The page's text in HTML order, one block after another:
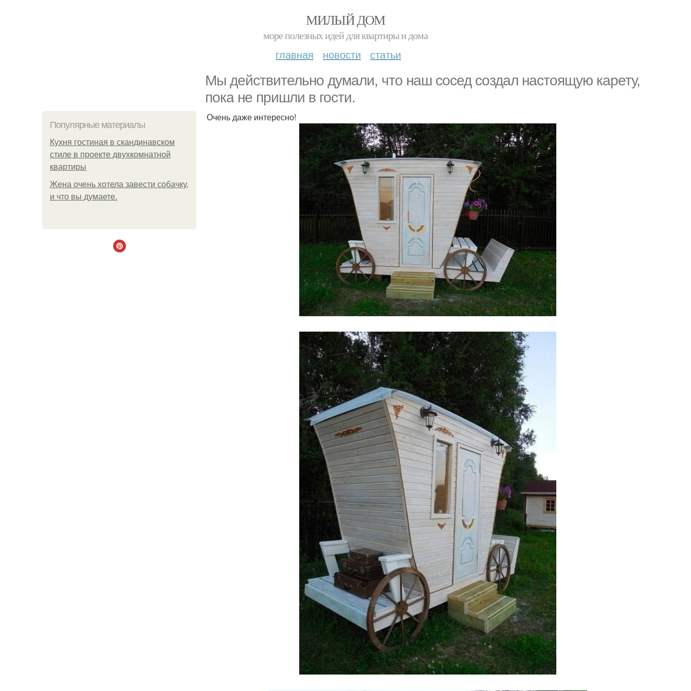
МИЛЫЙ ДОМ
море полезных идей для квартиры и дома
главная новости статьи
Мы действительно думали, что наш сосед создал настоящую карету,
пока не пришли в гости.
Популярные материалы
Кухня гостиная в скандинавском
стиле в проекте двухкомнатной
квартиры
Жена очень хотела завести собачку,
и что вы думаете.
Очень даже интересно!